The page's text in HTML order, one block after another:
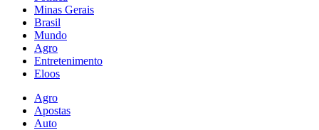
Minas Gerais
Brasil
Mundo
Agro
Entretenimento
Eloos
Agro
Apostas
Auto